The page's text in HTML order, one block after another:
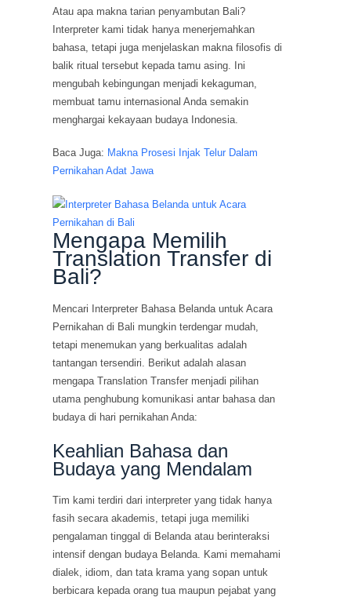
Atau apa makna tarian penyambutan Bali?
Interpreter kami tidak hanya menerjemahkan
bahasa, tetapi juga menjelaskan makna filosofis di
balik ritual tersebut kepada tamu asing. Ini
mengubah kebingungan menjadi kekaguman,
membuat tamu internasional Anda semakin
menghargai kekayaan budaya Indonesia.
Baca Juga: Makna Prosesi Injak Telur Dalam
Pernikahan Adat Jawa
Mengapa Memilih
Translation Transfer di
Bali?
Mencari Interpreter Bahasa Belanda untuk Acara
Pernikahan di Bali mungkin terdengar mudah,
tetapi menemukan yang berkualitas adalah
tantangan tersendiri. Berikut adalah alasan
mengapa Translation Transfer menjadi pilihan
utama penghubung komunikasi antar bahasa dan
budaya di hari pernikahan Anda:
Keahlian Bahasa dan
Budaya yang Mendalam
Tim kami terdiri dari interpreter yang tidak hanya
fasih secara akademis, tetapi juga memiliki
pengalaman tinggal di Belanda atau berinteraksi
intensif dengan budaya Belanda. Kami memahami
dialek, idiom, dan tata krama yang sopan untuk
berbicara kepada orang tua maupun pejabat yang